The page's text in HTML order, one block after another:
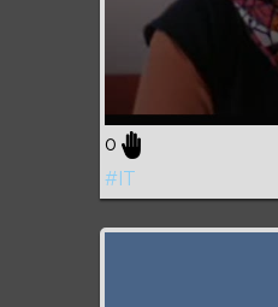
0
#IT